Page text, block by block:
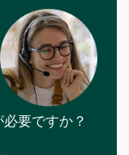
要ですか？